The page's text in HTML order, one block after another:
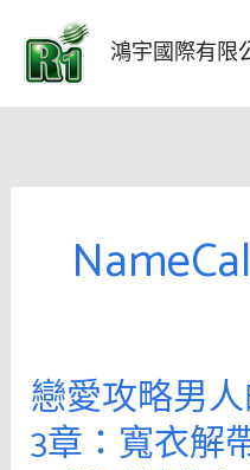
要
鴻宇國際有限
戀愛攻略男
3章：寬衣解
戀
愛
攻